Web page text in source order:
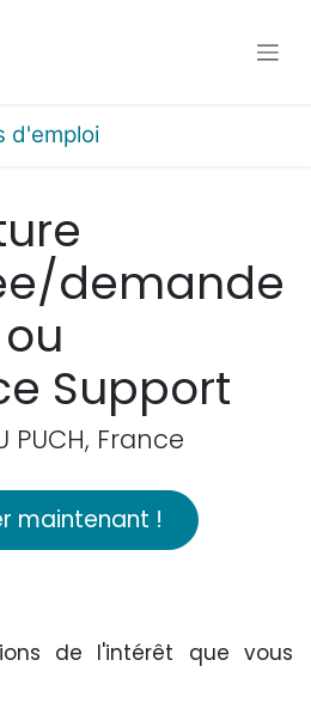
d'emploi
demande
Support
PUCH, France
maintenant !
de l'intérêt que vous